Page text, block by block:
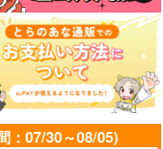
：07/30～08/05)